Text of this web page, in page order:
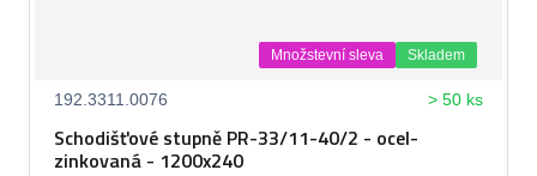
Množstevní sleva Skladem
192.3311.0076 > 50 ks
Schodišťové stupně PR-33/11-40/2 - ocel-
zinkovaná - 1200x240